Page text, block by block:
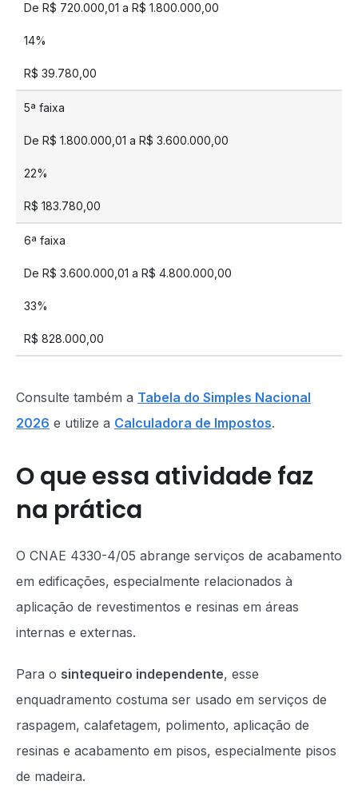
De R$ 720.000,01 a R$ 1.800.000,00
14%
R$ 39.780,00
5ª faixa
De R$ 1.800.000,01 a R$ 3.600.000,00
22%
R$ 183.780,00
6ª faixa
De R$ 3.600.000,01 a R$ 4.800.000,00
33%
R$ 828.000,00
Consulte também a Tabela do Simples Nacional
2026 e utilize a Calculadora de Impostos.
O que essa atividade faz
na prática
O CNAE 4330-4/05 abrange serviços de acabamento
em edificações, especialmente relacionados à
aplicação de revestimentos e resinas em áreas
internas e externas.
Para o sintequeiro independente, esse
enquadramento costuma ser usado em serviços de
raspagem, calafetagem, polimento, aplicação de
resinas e acabamento em pisos, especialmente pisos
de madeira.